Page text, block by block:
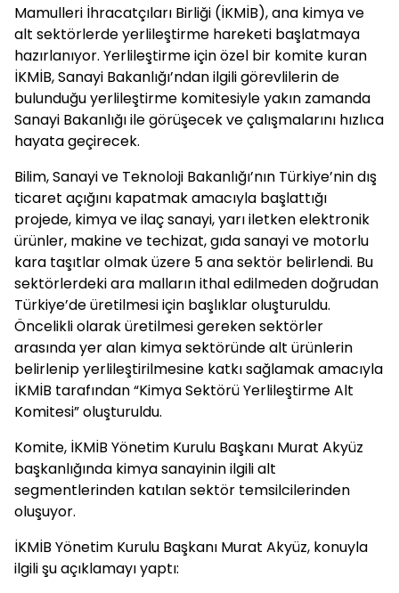
Mamulleri İhracatçıları Birliği (İKMİB), ana kimya ve
alt sektörlerde yerlileştirme hareketi başlatmaya
hazırlanıyor. Yerlileştirme için özel bir komite kuran
İKMİB, Sanayi Bakanlığı’ndan ilgili görevlilerin de
bulunduğu yerlileştirme komitesiyle yakın zamanda
Sanayi Bakanlığı ile görüşecek ve çalışmalarını hızlıca
hayata geçirecek.
Bilim, Sanayi ve Teknoloji Bakanlığı’nın Türkiye’nin dış
ticaret açığını kapatmak amacıyla başlattığı
projede, kimya ve ilaç sanayi, yarı iletken elektronik
ürünler, makine ve techizat, gıda sanayi ve motorlu
kara taşıtlar olmak üzere 5 ana sektör belirlendi. Bu
sektörlerdeki ara malların ithal edilmeden doğrudan
Türkiye’de üretilmesi için başlıklar oluşturuldu.
Öncelikli olarak üretilmesi gereken sektörler
arasında yer alan kimya sektöründe alt ürünlerin
belirlenip yerlileştirilmesine katkı sağlamak amacıyla
İKMİB tarafından “Kimya Sektörü Yerlileştirme Alt
Komitesi” oluşturuldu.
Komite, İKMİB Yönetim Kurulu Başkanı Murat Akyüz
başkanlığında kimya sanayinin ilgili alt
segmentlerinden katılan sektör temsilcilerinden
oluşuyor.
İKMİB Yönetim Kurulu Başkanı Murat Akyüz, konuyla
ilgili şu açıklamayı yaptı: